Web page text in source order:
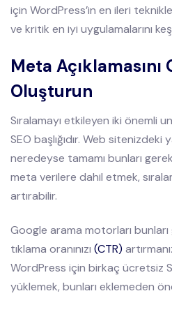
için WordPress’in en ileri
ve kritik en iyi uygulamalarını
Meta
Oluşturun
Sıralamayı etkileyen iki önemli
SEO başlığıdır. Web sitenizdeki
neredeyse tamamı bunları
meta verilere dahil etmek,
artırabilir.
Google arama motorları
tıklama oranınızı (CTR)
WordPress için birkaç ücretsiz
yüklemek, bunları eklemeden